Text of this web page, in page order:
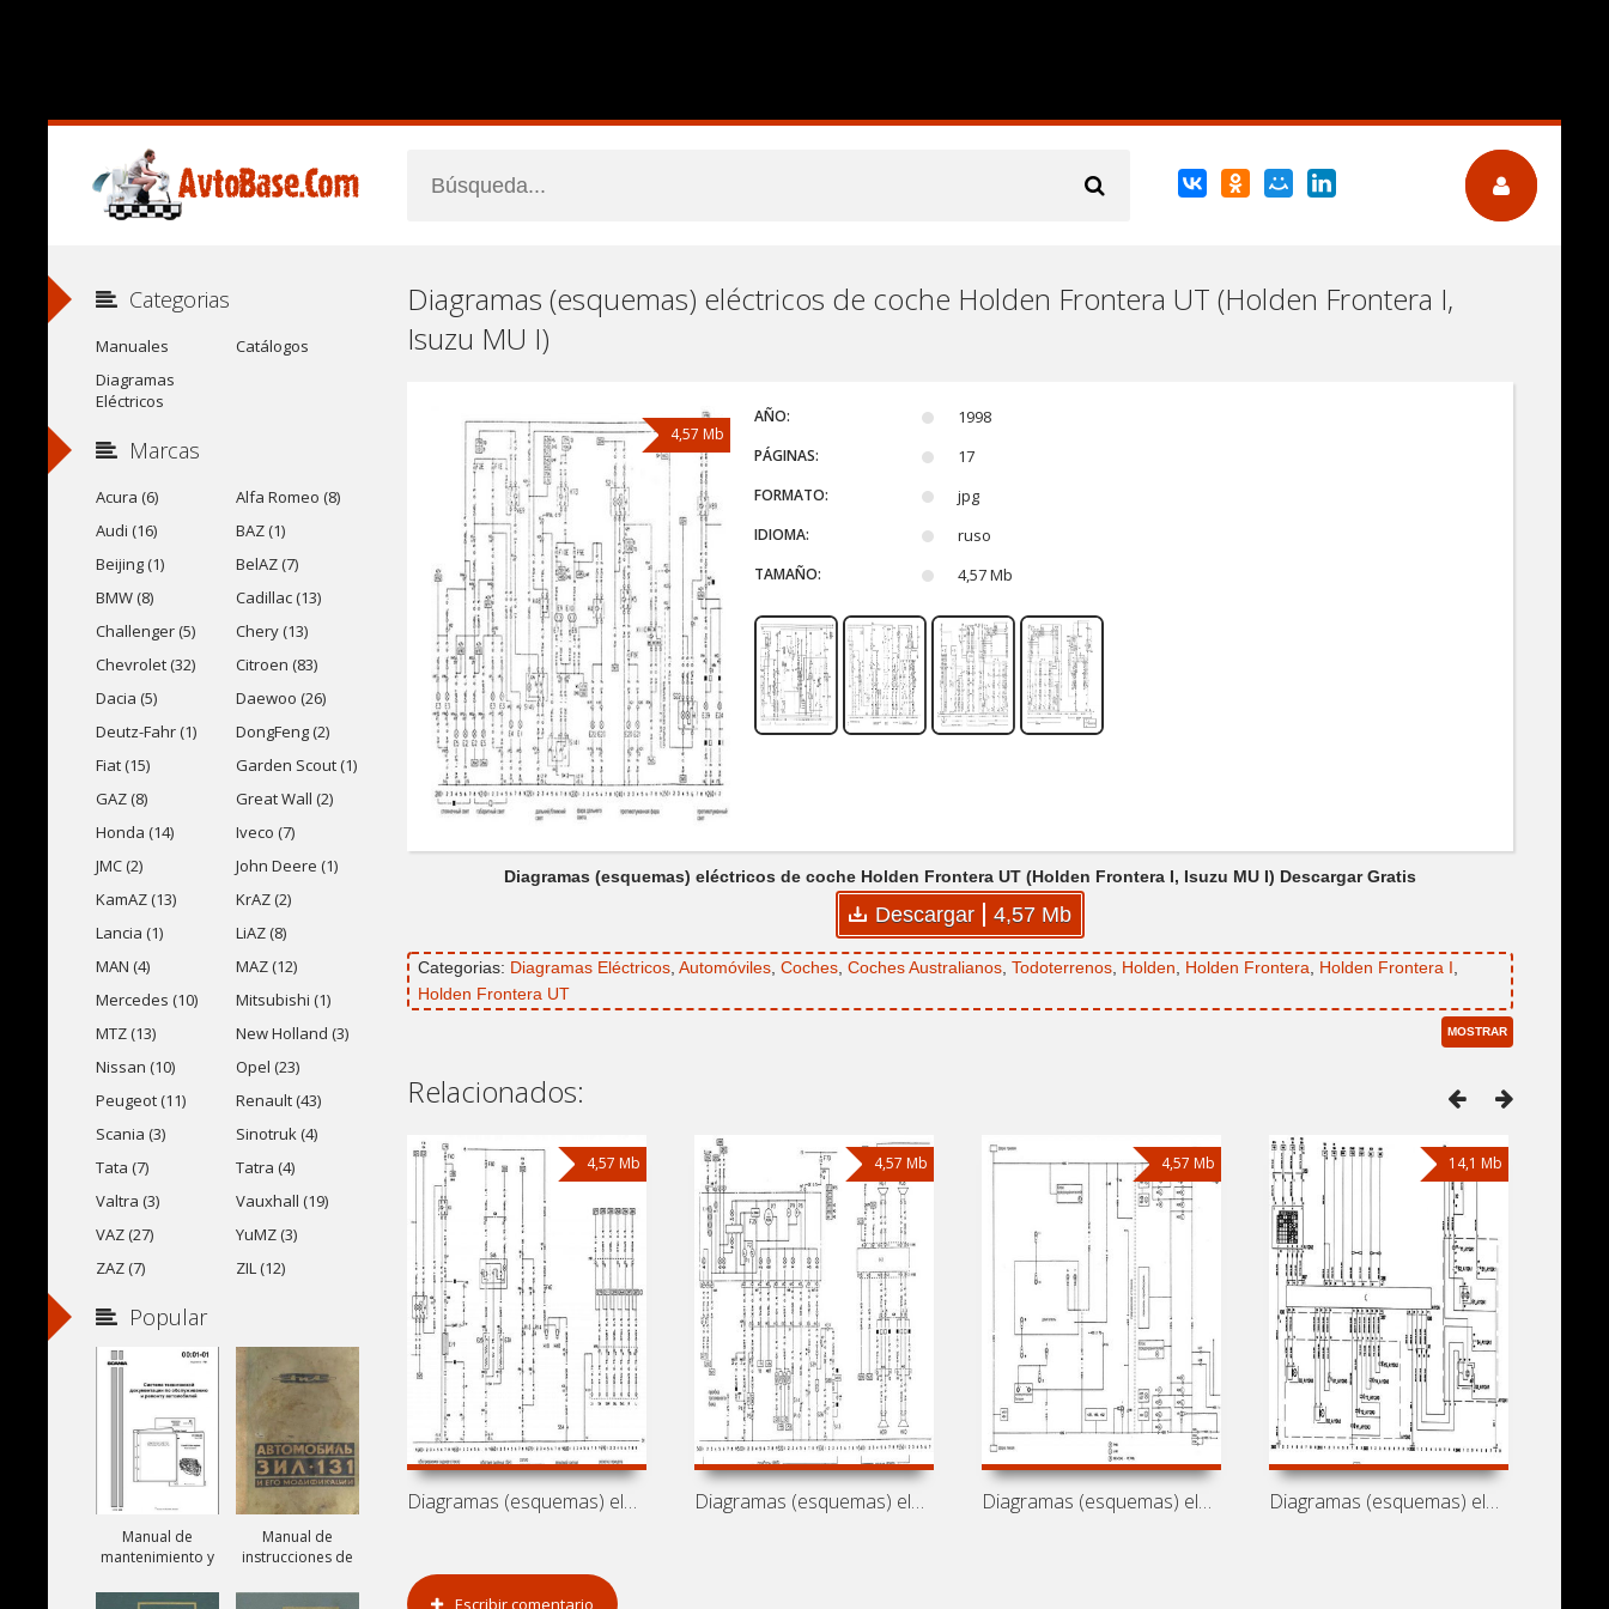
Diagramas (esquemas) eléctricos de coche Holden Frontera UT (Holden Frontera I,
Isuzu MU I)
4,57 Mb
AÑO: 1998
PÁGINAS: 17
FORMATO: jpg
IDIOMA: ruso
TAMAÑO: 4,57 Mb
Diagramas (esquemas) eléctricos de coche Holden Frontera UT (Holden Frontera I, Isuzu MU I) Descargar Gratis
Descargar 4,57 Mb
Categorias: Diagramas Eléctricos Automóviles Coches Coches Australianos Todoterrenos Holden Holden Frontera Holden Frontera I
Holden Frontera UT
MOSTRAR
Relacionados:
4,57 Mb
Diagramas (esquemas) eléctricos de
4,57 Mb
Diagramas (esquemas) eléctricos de
4,57 Mb
Diagramas (esquemas) eléctricos de
14,1 Mb
Diagramas (esquemas) eléctricos de
Escribir comentario
Categorias
Manuales
Catálogos
Diagramas
Eléctricos
Marcas
Acura (6)
Alfa Romeo (8)
Audi (16)
BAZ (1)
Beijing (1)
BelAZ (7)
BMW (8)
Cadillac (13)
Challenger (5)
Chery (13)
Chevrolet (32)
Citroen (83)
Dacia (5)
Daewoo (26)
Deutz-Fahr (1)
DongFeng (2)
Fiat (15)
Garden Scout (1)
GAZ (8)
Great Wall (2)
Honda (14)
Iveco (7)
JMC (2)
John Deere (1)
KamAZ (13)
KrAZ (2)
Lancia (1)
LiAZ (8)
MAN (4)
MAZ (12)
Mercedes (10)
Mitsubishi (1)
MTZ (13)
New Holland (3)
Nissan (10)
Opel (23)
Peugeot (11)
Renault (43)
Scania (3)
Sinotruk (4)
Tata (7)
Tatra (4)
Valtra (3)
Vauxhall (19)
VAZ (27)
YuMZ (3)
ZAZ (7)
ZIL (12)
Popular
Manual de
mantenimiento y
camiones Scania
Manual de
instrucciones de
ZIL-131A y ZIL-